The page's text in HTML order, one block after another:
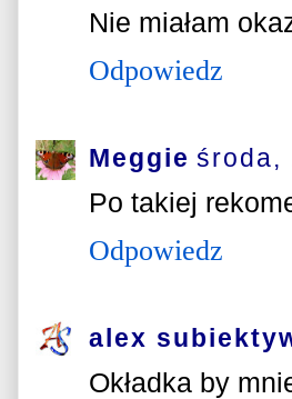
Nie miałam
Odpowiedz
Meggie środa,
Po takiej
Odpowiedz
alex
Okładka by